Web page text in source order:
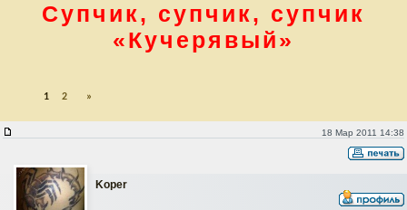
Супчик, супчик, супчик
«Кучерявый»
1 2 »
18 Мар 2011 14:38
Koper